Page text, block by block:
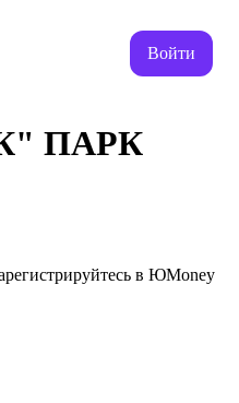
Войти
ПАРК
в ЮMoney